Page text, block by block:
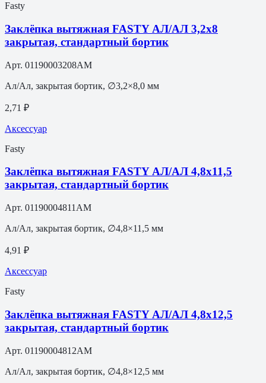
Fasty
Заклёпка вытяжная FASTY АЛ/АЛ 3,2х8
закрытая, стандартный бортик
Арт. 01190003208AM
Ал/Ал, закрытая бортик, ∅3,2×8,0 мм
2,71 ₽
Аксессуар
Fasty
Заклёпка вытяжная FASTY АЛ/АЛ 4,8х11,5
закрытая, стандартный бортик
Арт. 01190004811AM
Ал/Ал, закрытая бортик, ∅4,8×11,5 мм
4,91 ₽
Аксессуар
Fasty
Заклёпка вытяжная FASTY АЛ/АЛ 4,8х12,5
закрытая, стандартный бортик
Арт. 01190004812AM
Ал/Ал, закрытая бортик, ∅4,8×12,5 мм